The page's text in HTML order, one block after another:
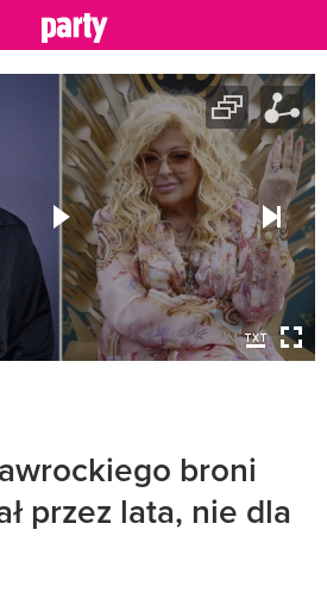
broni
przez lata, nie dla